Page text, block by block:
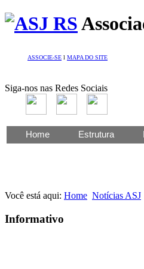
ASSOCIE-SE l MAPA DO SITE
Siga-nos nas Redes Sociais
Home Estrutura
Você está aqui: Home Notícias ASJ
Informativo